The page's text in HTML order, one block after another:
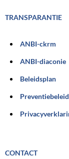
TRANSPARANTIE
ANBI-ckrm
ANBI-diaconie
Beleidsplan
Preventiebeleid
CONTACT